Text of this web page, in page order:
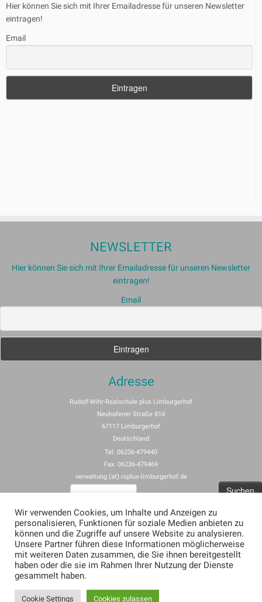
Hier können Sie sich mit Ihrer Emailadresse für unseren Newsletter
eintragen!
Email
NEWSLETTER
Hier können Sie sich mit Ihrer Emailadresse für unseren Newsletter
eintragen!
Email
Adresse
Rudolf-Wihr-Realschule plus Limburgerhof
Neuhofener Straße 81d
67117 Limburgerhof
Deutschland
Tel. 06236-479440
Fax. 06236-479469
verwaltung (at) rsplus-limburgerhof.de
Impressum
Allgemeine Nutzungsbedingungen für rspus-limburgerhof.de
Erklärung zum Datenschutz (Privacy Policy) für rsplus-limburgerhof.de
Wir verwenden Cookies, um Inhalte und Anzeigen zu
personalisieren, Funktionen für soziale Medien anbieten zu
können und die Zugriffe auf unsere Website zu analysieren.
Unsere Partner führen diese Informationen möglicherweise
mit weiteren Daten zusammen, die Sie ihnen bereitgestellt
haben oder die sie im Rahmen Ihrer Nutzung der Dienste
gesammelt haben.
Cookie Settings Cookies zulassen